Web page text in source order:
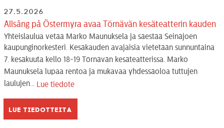
27.5.2026
Allsång på Östermyra avaa Törnävän kesäteatterin kauden
Yhteislaulua vetää Marko Maunuksela ja säestää Seinäjoen
kaupunginorkesteri. Kesäkauden avajaisia vietetään sunnuntaina
7. kesäkuuta kello 18-19 Törnävän kesäteatterissa. Marko
Maunuksela lupaa rentoa ja mukavaa yhdessäoloa tuttujen
laulujen...
Lue tiedote
Lue tiedotteita